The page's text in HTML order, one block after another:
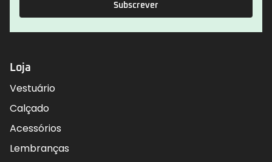
Subscrever
Loja
Vestuário
Calçado
Acessórios
Lembranças